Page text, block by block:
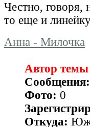
Честно, говоря,
то еще и
Анна - Милочка
Автор темы
Сообщения:
Фото: 0
Откуда: